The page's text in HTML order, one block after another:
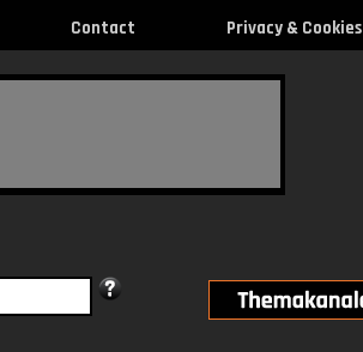
Contact Privacy & Cookies